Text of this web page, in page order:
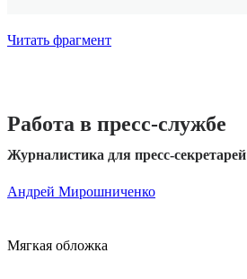
Читать фрагмент
Работа в пресс-службе
Журналистика для пресс-секретарей
Андрей Мирошниченко
Мягкая обложка